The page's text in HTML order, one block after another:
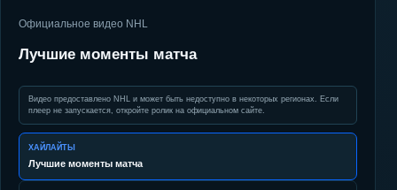
Официальное видео NHL
Лучшие моменты матча
Видео предоставлено NHL и может быть недоступно в некоторых регионах. Если
плеер не запускается, откройте ролик на официальном сайте.
ХАЙЛАЙТЫ
Лучшие моменты матча